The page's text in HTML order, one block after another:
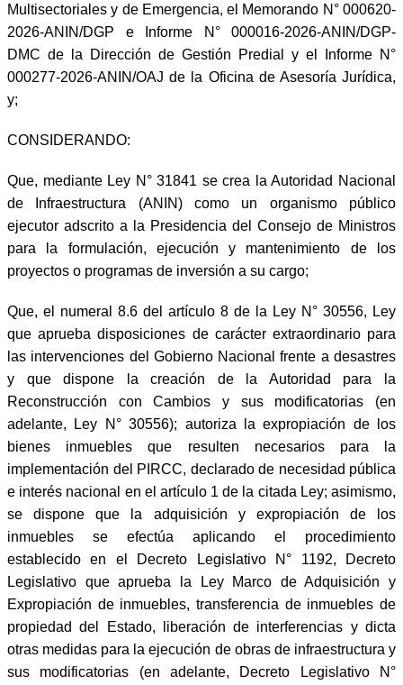
Multisectoriales y de Emergencia, el Memorando N° 000620-
2026-ANIN/DGP e Informe N° 000016-2026-ANIN/DGP-
DMC de la Dirección de Gestión Predial y el Informe N°
000277-2026-ANIN/OAJ de la Oficina de Asesoría Jurídica,
y;
CONSIDERANDO:
Que, mediante Ley N° 31841 se crea la Autoridad Nacional
de Infraestructura (ANIN) como un organismo público
ejecutor adscrito a la Presidencia del Consejo de Ministros
para la formulación, ejecución y mantenimiento de los
proyectos o programas de inversión a su cargo;
Que, el numeral 8.6 del artículo 8 de la Ley N° 30556, Ley
que aprueba disposiciones de carácter extraordinario para
las intervenciones del Gobierno Nacional frente a desastres
y que dispone la creación de la Autoridad para la
Reconstrucción con Cambios y sus modificatorias (en
adelante, Ley N° 30556); autoriza la expropiación de los
bienes inmuebles que resulten necesarios para la
implementación del PIRCC, declarado de necesidad pública
e interés nacional en el artículo 1 de la citada Ley; asimismo,
se dispone que la adquisición y expropiación de los
inmuebles se efectúa aplicando el procedimiento
establecido en el Decreto Legislativo N° 1192, Decreto
Legislativo que aprueba la Ley Marco de Adquisición y
Expropiación de inmuebles, transferencia de inmuebles de
propiedad del Estado, liberación de interferencias y dicta
otras medidas para la ejecución de obras de infraestructura y
sus modificatorias (en adelante, Decreto Legislativo N°